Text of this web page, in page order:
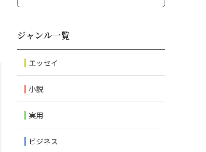
ジャンル一覧
エッセイ
小説
実用
ビジネス